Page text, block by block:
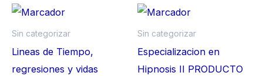
Sin categorizar
Lineas de Tiempo,
regresiones y vidas
Sin categorizar
Especializacion en
Hipnosis II PRODUCTO